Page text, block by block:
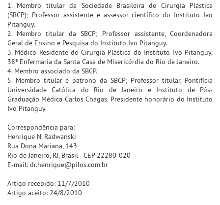
1. Membro titular da Sociedade Brasileira de Cirurgia Plástica
(SBCP); Professor assistente e assessor científico do Instituto Ivo
Pitanguy.
2. Membro titular da SBCP; Professor assistente, Coordenadora
Geral de Ensino e Pesquisa do Instituto Ivo Pitanguy.
3. Médico Residente de Cirurgia Plástica do Instituto Ivo Pitanguy,
38ª Enfermaria da Santa Casa de Misericórdia do Rio de Janeiro.
4. Membro associado da SBCP.
5. Membro titular e patrono da SBCP; Professor titular, Pontifícia
Universidade Católica do Rio de Janeiro e Instituto de Pós-
Graduação Médica Carlos Chagas. Presidente honorário do Instituto
Ivo Pitanguy.
Correspondência para:
Henrique N. Radwanski
Rua Dona Mariana, 143
Rio de Janeiro, RJ, Brasil - CEP 22280-020
E-mail: dr.henrique@pilos.com.br
Artigo recebido: 11/7/2010
Artigo aceito: 24/8/2010